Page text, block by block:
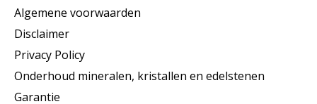
Algemene voorwaarden
Disclaimer
Privacy Policy
Onderhoud mineralen, kristallen en edelstenen
Garantie